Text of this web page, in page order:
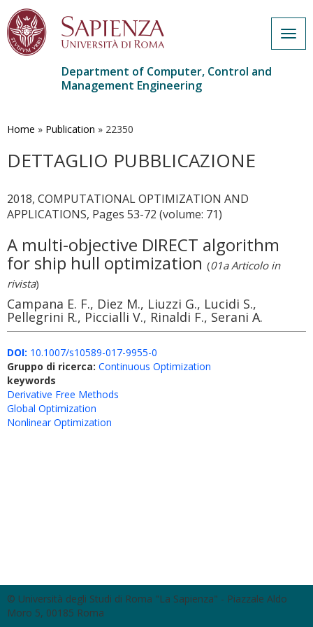
main
Department of Computer, Control and
Management Engineering
Home » Publication » 22350
DETTAGLIO PUBBLICAZIONE
2018, COMPUTATIONAL OPTIMIZATION AND
APPLICATIONS, Pages 53-72 (volume: 71)
A multi-objective DIRECT algorithm
for ship hull optimization (01a Articolo in
rivista)
Campana E. F., Diez M., Liuzzi G., Lucidi S.,
Pellegrini R., Piccialli V., Rinaldi F., Serani A.
DOI: 10.1007/s10589-017-9955-0
Gruppo di ricerca: Continuous Optimization
keywords
Derivative Free Methods
Global Optimization
Nonlinear Optimization
© Università degli Studi di Roma "La Sapienza" - Piazzale Aldo
Moro 5, 00185 Roma